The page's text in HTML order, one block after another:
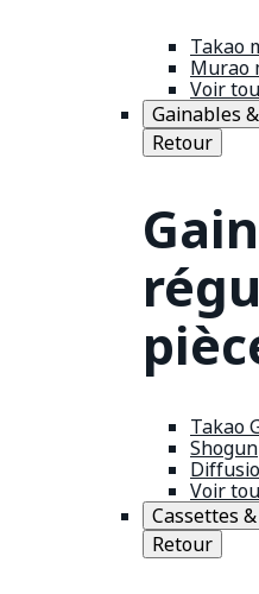
Takao
Murao
Voir
Gainables
Retour
Takao
Shogun
Voir
Cassettes
Retour